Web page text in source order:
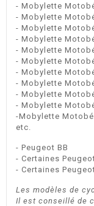
- Mobylette
- Mobylette
- Mobylette
- Mobylette
- Mobylette
- Mobylette
- Mobylette
- Mobylette
- Mobylette
- Mobylette
-Mobylette
etc.
- Peugeot BB
- Certaines
- Certaines
Les modèles de
Il est conseillé de